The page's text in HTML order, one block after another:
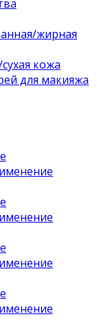
жирная
кожа
для макияжа